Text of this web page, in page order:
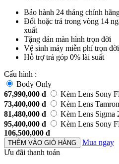
Bảo hành 24 tháng chính
Đổi hoặc trả trong vòng 14
xuất
Tặng dán màn hình trọn đời
Vệ sinh máy miễn phí trọn đời
Hỗ trợ trả góp 0% lãi suất
Cấu hình :
Body Only
67,990,000 đ
Kèm Lens Sony
73,400,000 đ
Kèm Lens
81,480,000 đ
Kèm Lens Sigma
95,400,000 đ
Kèm Lens Sony
106,500,000 đ
THÊM VÀO GIỎ HÀNG
Mua ngay
Ưu đãi thanh toán